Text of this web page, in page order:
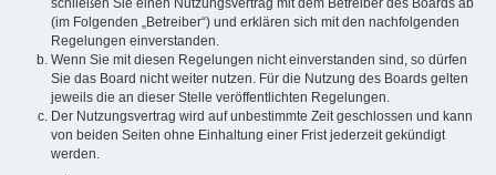
schließen Sie einen Nutzungsvertrag mit dem Betreiber des Boards ab
(im Folgenden „Betreiber“) und erklären sich mit den nachfolgenden
Regelungen einverstanden.
Wenn Sie mit diesen Regelungen nicht einverstanden sind, so dürfen
Sie das Board nicht weiter nutzen. Für die Nutzung des Boards gelten
jeweils die an dieser Stelle veröffentlichten Regelungen.
Der Nutzungsvertrag wird auf unbestimmte Zeit geschlossen und kann
von beiden Seiten ohne Einhaltung einer Frist jederzeit gekündigt
werden.